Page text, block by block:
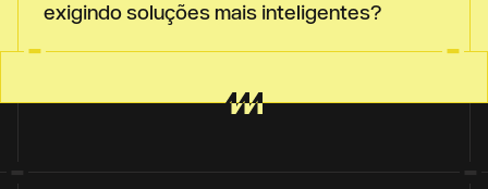
exigindo soluções mais inteligentes?